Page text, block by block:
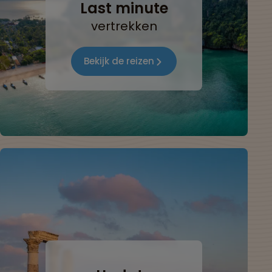
Last minute
vertrekken
Bekijk de reizen